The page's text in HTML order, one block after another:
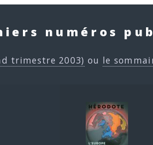
numéros
trimestre 2003) ou le